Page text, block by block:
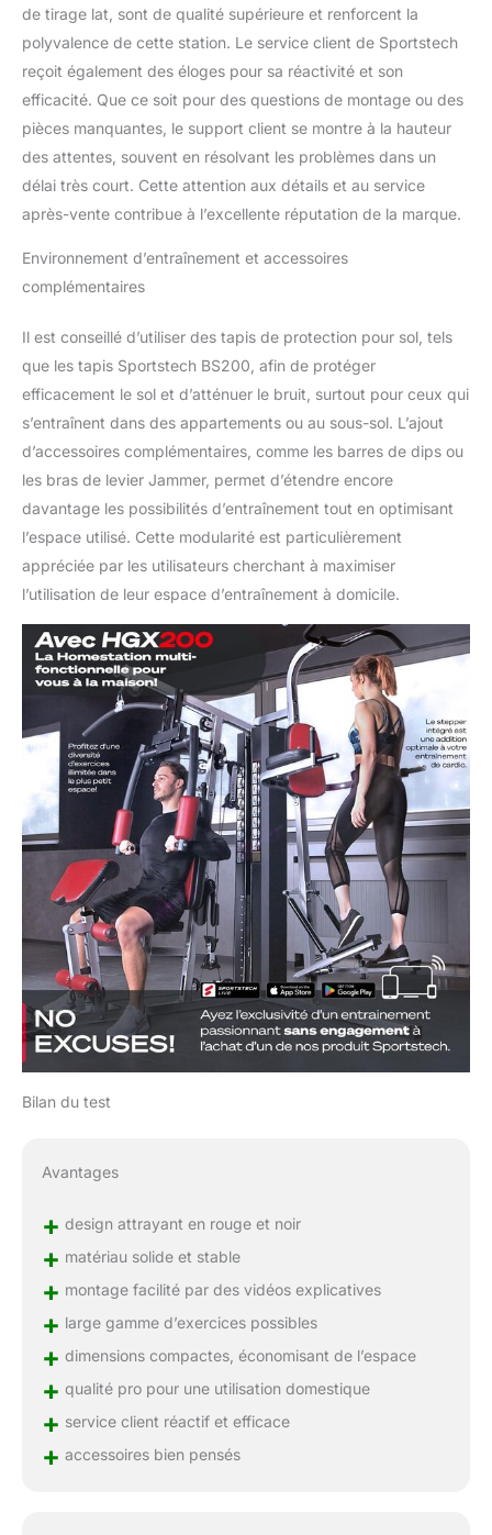
de tirage lat, sont de qualité supérieure et renforcent la
polyvalence de cette station. Le service client de Sportstech
reçoit également des éloges pour sa réactivité et son
efficacité. Que ce soit pour des questions de montage ou des
pièces manquantes, le support client se montre à la hauteur
des attentes, souvent en résolvant les problèmes dans un
délai très court. Cette attention aux détails et au service
après-vente contribue à l’excellente réputation de la marque.
Environnement d’entraînement et accessoires
complémentaires
Il est conseillé d’utiliser des tapis de protection pour sol, tels
que les tapis Sportstech BS200, afin de protéger
efficacement le sol et d’atténuer le bruit, surtout pour ceux qui
s’entraînent dans des appartements ou au sous-sol. L’ajout
d’accessoires complémentaires, comme les barres de dips ou
les bras de levier Jammer, permet d’étendre encore
davantage les possibilités d’entraînement tout en optimisant
l’espace utilisé. Cette modularité est particulièrement
appréciée par les utilisateurs cherchant à maximiser
l’utilisation de leur espace d’entraînement à domicile.
Bilan du test
Avantages
+ design attrayant en rouge et noir
+ matériau solide et stable
+ montage facilité par des vidéos explicatives
+ large gamme d’exercices possibles
+ dimensions compactes, économisant de l’espace
+ qualité pro pour une utilisation domestique
+ service client réactif et efficace
+ accessoires bien pensés